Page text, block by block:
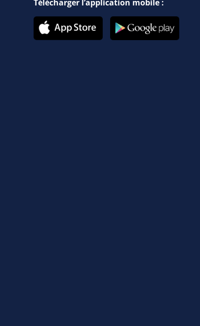
Télécharger l’application mobile :